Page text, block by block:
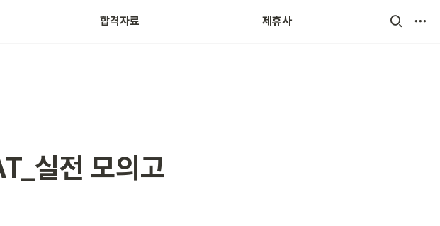
합격자료 제휴사
실전 모의고